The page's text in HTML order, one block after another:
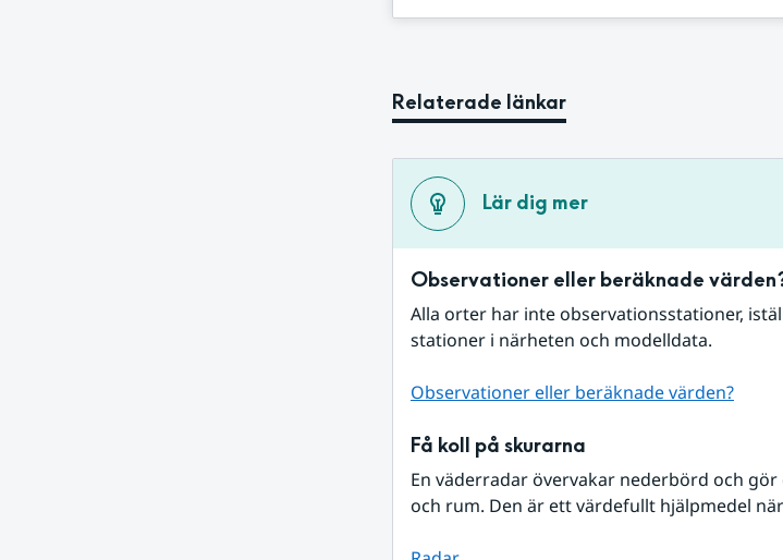
Relaterade länkar
Lär dig mer
Observationer eller beräknade
Alla orter har inte observationsstationer,
stationer i närheten och modelldata.
Observationer eller beräknade värden?
Få koll på skurarna
En väderradar övervakar nederbörd och
och rum. Den är ett värdefullt hjälpmedel